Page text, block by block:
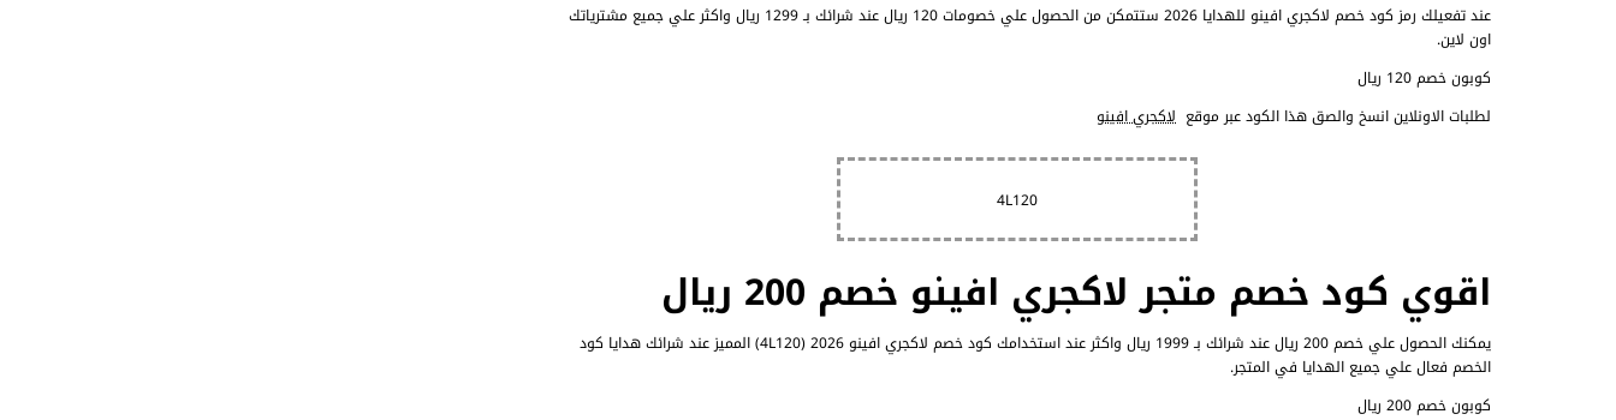
عند تفعيلك رمز كود خصم لاكجري افينو للهدايا 2026 ستتمكن من الحصول علي خصومات 120 ريال عند شرائك بـ 1299 ريال واكثر علي جميع مشترياتك
اون لاين.
كوبون خصم 120 ريال
لطلبات الاونلاين انسخ والصق هذا الكود عبر موقع لاكجري افينو
4L120
اقوي كود خصم متجر لاكجري افينو خصم 200 ريال
يمكنك الحصول علي خصم 200 ريال عند شرائك بـ 1999 ريال واكثر عند استخدامك كود خصم لاكجري افينو 2026 (4L120) المميز عند شرائك هدايا كود
الخصم فعال علي جميع الهدايا في المتجر.
كوبون خصم 200 ريال